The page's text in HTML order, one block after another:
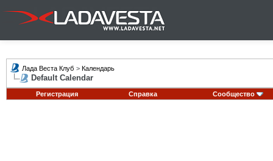
Лада Веста Клуб > Календарь
Default Calendar
Регистрация Справка Сообщество